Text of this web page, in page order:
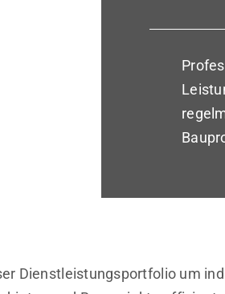
Dienstleistungsportfolio um